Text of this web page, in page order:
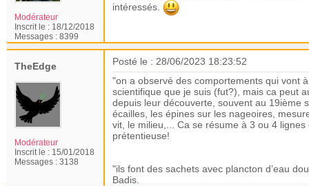
Modérateur
Inscrit le : 18/12/2018
Messages : 8399
intéressés.
TheEdge
Modérateur
Inscrit le : 15/01/2018
Messages : 3138
Posté le : 28/06/2023 18:23:52
"on a observé des comportements qui vont
scientifique que je suis (fut?), mais ca peut
depuis leur découverte, souvent au 19ième
écailles, les épines sur les nageoires,
vit, le milieu,... Ca se résume à 3 ou 4
prétentieuse!
"ils font des sachets avec plancton d’eau
Badis.